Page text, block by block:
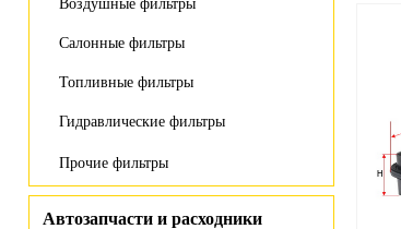
Воздушные фильтры
Салонные фильтры
Топливные фильтры
Гидравлические фильтры
Прочие фильтры
Автозапчасти и расходники